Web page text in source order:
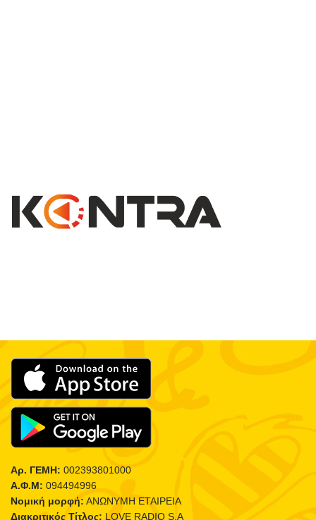
Αρ. ΓΕΜΗ: 002393801000
Α.Φ.Μ: 094494996
Νομική μορφή: ΑΝΩΝΥΜΗ ΕΤΑΙΡΕΙΑ
Διακριτικός Τίτλος: LOVE RADIO S.A